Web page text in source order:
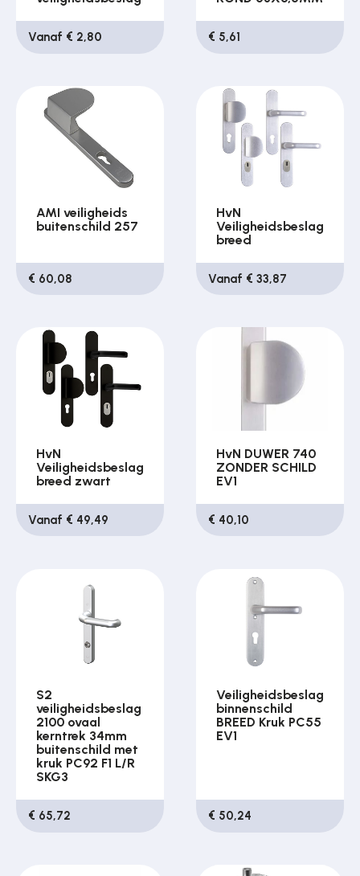
Vanaf € 2,80 € 5,61
AMI veiligheids
buitenschild 257
€ 60,08
HvN
Veiligheidsbeslag
breed
Vanaf € 33,87
HvN
Veiligheidsbeslag
breed zwart
Vanaf € 49,49
HvN DUWER 740
ZONDER SCHILD
EV1
€ 40,10
S2
veiligheidsbeslag
2100 ovaal
kerntrek 34mm
buitenschild met
kruk PC92 F1 L/R
SKG3
€ 65,72
Veiligheidsbeslag
binnenschild
BREED Kruk PC55
EV1
€ 50,24